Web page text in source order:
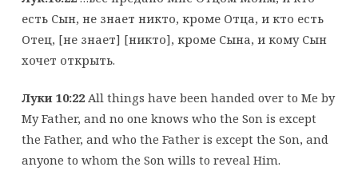
есть Сын, не знает никто, кроме Отца, и кто есть
Отец, [не знает] [никто], кроме Сына, и кому Сын
хочет открыть.
Луки 10:22All things have been handed over to Me by
My Father, and no one knows who the Son is except
the Father, and who the Father is except the Son, and
anyone to whom the Son wills to reveal Him.